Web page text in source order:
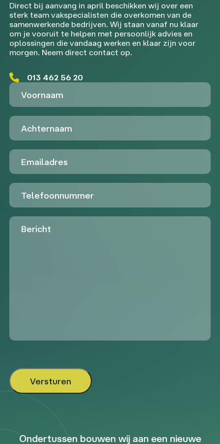
Direct bij aanvang in april beschikken wij over een
sterk team vakspecialisten die overkomen van de
samenwerkende bedrijven. Wij staan vanaf nu klaar
om je vooruit te helpen met persoonlijk advies en
oplossingen die vandaag werken en klaar zijn voor
morgen. Neem direct contact op.
013 462 56 20
Voornaam
Achternaam
Emailadres
Telefoon
Untitled
Ondertussen bouwen wij aan een nieuwe